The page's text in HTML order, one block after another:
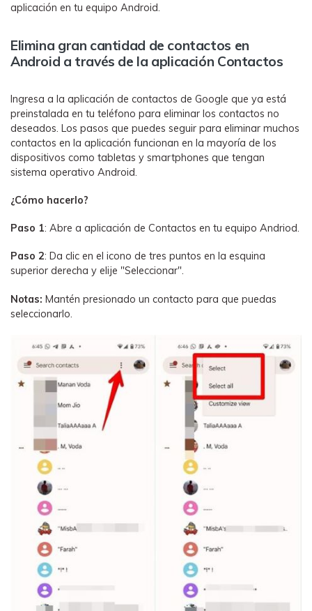
aplicación en tu equipo Android.
Elimina gran cantidad de contactos en
Android a través de la aplicación Contactos
Ingresa a la aplicación de contactos de Google que ya está
preinstalada en tu teléfono para eliminar los contactos no
deseados. Los pasos que puedes seguir para eliminar muchos
contactos en la aplicación funcionan en la mayoría de los
dispositivos como tabletas y smartphones que tengan
sistema operativo Android.
¿Cómo hacerlo?
Paso 1: Abre a aplicación de Contactos en tu equipo Andriod.
Paso 2: Da clic en el icono de tres puntos en la esquina
superior derecha y elije "Seleccionar".
Notas: Mantén presionado un contacto para que puedas
seleccionarlo.